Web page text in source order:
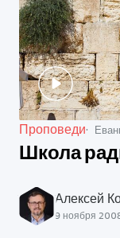
Проповеди
Школа
Алексей
9 ноября